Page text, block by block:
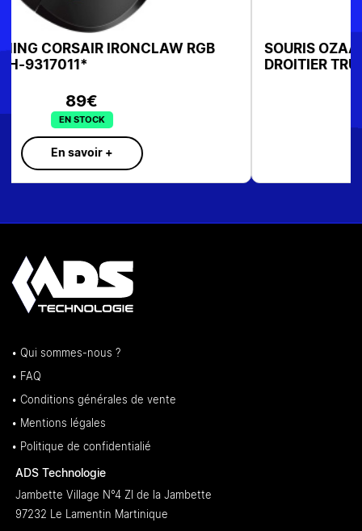
SOURIS OZAA+NOIR SANS FIL BLUETOOTH
DROITIER TRUST Réf:24820
• Qui sommes-nous ?
• FAQ
• Conditions générales de vente
• Mentions légales
• Politique de confidentialié
ADS Technologie
Jambette Village N°4 ZI de la Jambette
97232 Le Lamentin Martinique